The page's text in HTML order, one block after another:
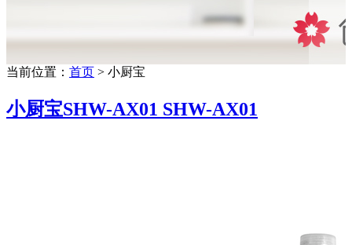
当前位置： 首页 > 小厨宝
小厨宝SHW-AX01 SHW-AX01